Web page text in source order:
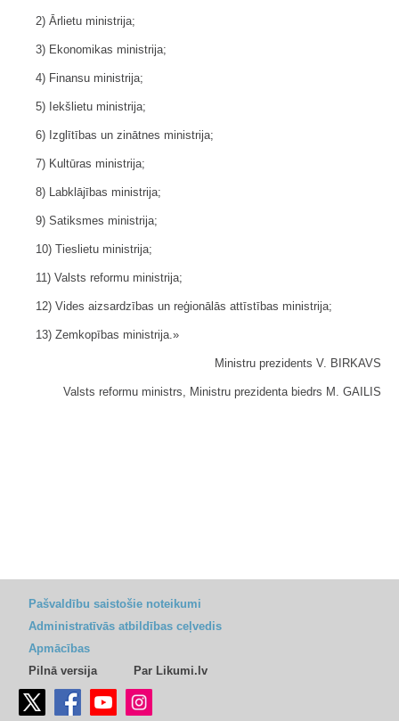
2) Ārlietu ministrija;
3) Ekonomikas ministrija;
4) Finansu ministrija;
5) Iekšlietu ministrija;
6) Izglītības un zinātnes ministrija;
7) Kultūras ministrija;
8) Labklājības ministrija;
9) Satiksmes ministrija;
10) Tieslietu ministrija;
11) Valsts reformu ministrija;
12) Vides aizsardzības un reģionālās attīstības ministrija;
13) Zemkopības ministrija.»
Ministru prezidents V. BIRKAVS
Valsts reformu ministrs, Ministru prezidenta biedrs M. GAILIS
Pašvaldību saistošie noteikumi
Administratīvās atbildības ceļvedis
Apmācības
Pilnā versija
Par Likumi.lv